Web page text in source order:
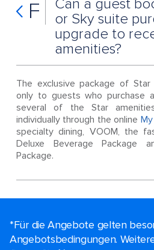
F
Can a guest
or Sky suite
upgrade to
amenities?
The exclusive package of Star
only to guests who purchase
several of the Star
individually through the online
specialty dining, VOOM, the
Deluxe Beverage Package
Package.
*Für die Angebote gelten
Angebotsbedingungen.